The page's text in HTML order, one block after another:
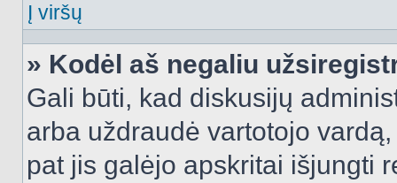
Į viršų
» Kodėl aš negaliu
Gali būti, kad diskusijų
arba uždraudė vartotojo
pat jis galėjo apskritai išjungti